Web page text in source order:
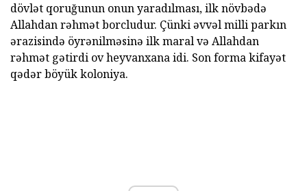
dövlət qoruğunun onun yaradılması, ilk növbədə
Allahdan rəhmət borcludur. Çünki əvvəl milli parkın
ərazisində öyrənilməsinə ilk maral və Allahdan
rəhmət gətirdi ov heyvanxana idi. Son forma kifayət
qədər böyük koloniya.